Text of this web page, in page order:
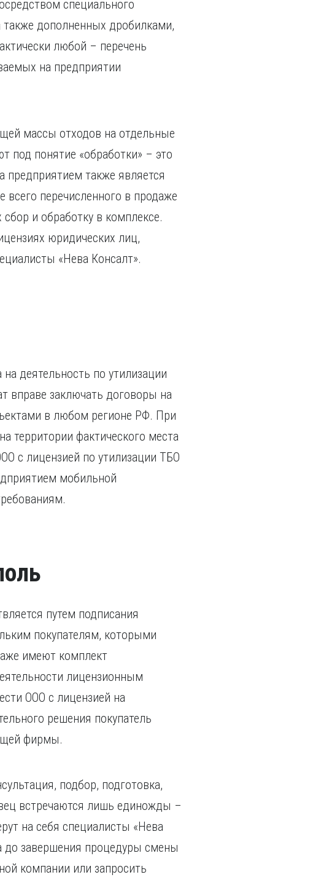
специального
дополненных дробилками,
любой – перечень
на предприятии
массы отходов на отдельные
под понятие «обработки» – это
также является
перечисленного в продаже
и обработку в комплексе.
юридических лиц,
«Нева Консалт».
деятельность по утилизации
вправе заключать договоры на
в любом регионе РФ. При
территории фактического места
с лицензией по утилизации ТБО
мобильной
путем подписания
покупателям, которыми
имеют комплект
лицензионным
ООО с лицензией на
решения покупатель
фирмы.
подбор, подготовка,
встречаются лишь единожды –
на себя специалисты «Нева
до завершения процедуры смены
компании или запросить